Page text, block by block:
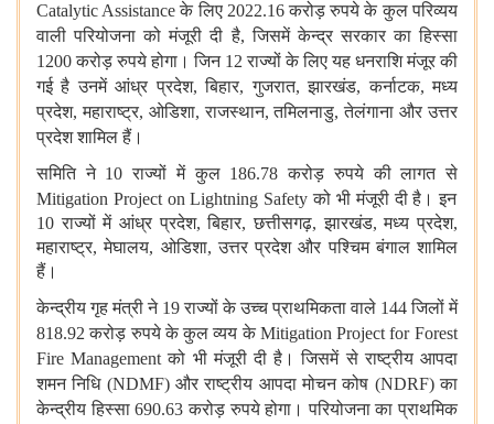
Catalytic Assistanceके लिए2022.16करोड़ रुपये के कुल परिव्यय
वाली परियोजना को मंजूरी दी है,जिसमें केन्द्र सरकार का हिस्सा
1200करोड़ रुपये होगा। जिन12राज्यों के लिए यह धनराशि मंजूर की
गई है उनमें आंध्र प्रदेश,बिहार,गुजरात,झारखंड,कर्नाटक,मध्य
प्रदेश,महाराष्ट्र, ओडिशा,राजस्थान,तमिलनाडु,तेलंगाना और उत्तर
प्रदेश शामिल हैं।
समिति ने10राज्यों में कुल186.78करोड़ रुपये की लागत से
Mitigation Project on Lightning Safetyको भी मंजूरी दी है। इन
10 राज्यों में आंध्र प्रदेश,बिहार,छत्तीसगढ़,झारखंड,मध्य प्रदेश,
महाराष्ट्र,मेघालय, ओडिशा,उत्तर प्रदेश और पश्चिम बंगाल शामिल
हैं।
केन्द्रीय गृह मंत्री ने19राज्यों के उच्च प्राथमिकता वाले 144जिलों में
818.92करोड़ रुपये के कुल व्यय केMitigation Project for Forest
Fire Managementको भी मंजूरी दी है। जिसमें से राष्ट्रीय आपदा
शमन निधि(NDMF)और राष्ट्रीय आपदा मोचन कोष (NDRF)का
केन्द्रीय हिस्सा690.63करोड़ रुपये होगा। परियोजना का प्राथमिक